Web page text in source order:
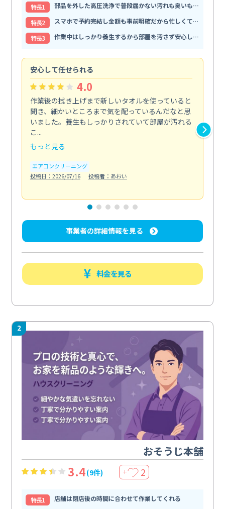
特⻑1
部品を外した高圧洗浄で普段届かない汚れも臭いもすっきり解消
特⻑2
スマホで予約完結し金額も事前明確だから忙しくても頼みやすい
特⻑3
作業中はしっかり養生するから部屋を汚さず安心して任せられる
安心して任せられる
4.0
作業後の拭き上げまで新しいタオルを使っていると
聞き、細かいところまで気を配っているんだなと思
いました。養生もしっかりされていて部屋が汚れる
こ...
もっと見る
エアコンクリーニング
投稿日：2026/07/16
投稿者：あおい
事業者の詳細情報を見る
料金を見る
2
おそうじ本舗
3.4(9件) ＋ 2
特⻑1
店舗は閉店後の時間に合わせて作業してくれる